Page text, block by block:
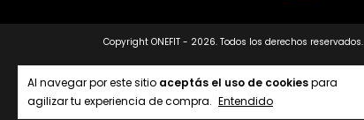
Al navegar por este sitio aceptás el uso de cookiespara
agilizar tu experiencia de compra. Entendido
Copyright ONEFIT - 2026. Todos los derechos reservados.